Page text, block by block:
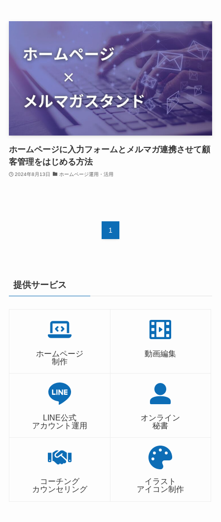
ホームページに入力フォームとメルマガ連携させて顧
客管理をはじめる方法
2024年8月13日 ホームページ運用・活用
1
提供サービス
ホームページ
制作
動画編集
LINE公式
アカウント運用
オンライン
秘書
コーチング
カウンセリング
イラスト
アイコン制作